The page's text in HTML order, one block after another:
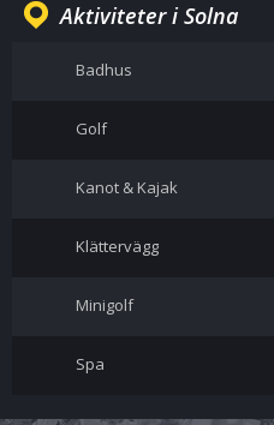
Aktiviteter i Solna
Badhus
Golf
Kanot & Kajak
Klättervägg
Minigolf
Spa